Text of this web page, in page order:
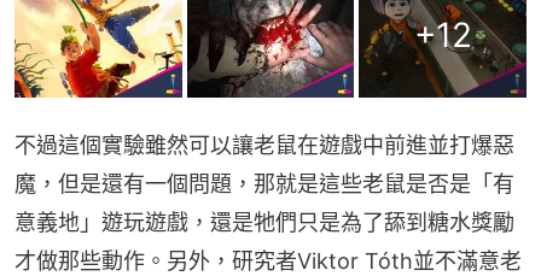
+12
不過這個實驗雖然可以讓老鼠在遊戲中前進並打爆惡
魔，但是還有一個問題，那就是這些老鼠是否是「有
意義地」遊玩遊戲，還是牠們只是為了舔到糖水獎勵
才做那些動作。另外，研究者Viktor Tóth並不滿意老